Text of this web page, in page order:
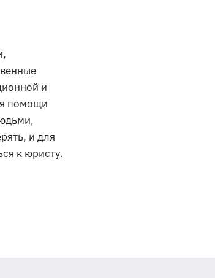
и
помощи
и для
к юристу.